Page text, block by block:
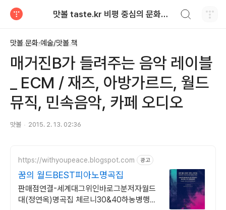
맛볼 taste.kr 비평 중심의 문화적 기호 · 맛 · 향기 리뷰
맛볼 문화·예술/맛볼 책
매거진B가 들려주는 음악 레이블
_ ECM / 재즈, 아방가르드, 월드
뮤직, 민속음악, 카페 오디오
맛볼 2015. 2. 13. 02:36
https://withyoupeace.blogspot.com 광고
꿈의 월드BEST피아노명곡집
판매점연결-세계대그위인바로그분저자월드
대(정연옥)명곡집 체르니30&40하농병행악